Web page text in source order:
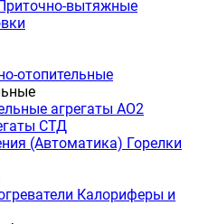
вытяжные
отопительные
агрегаты АО2
СТД
(Автоматика) Горелки
Калориферы и